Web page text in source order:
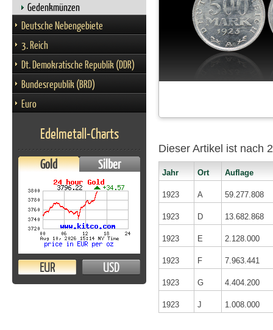
Gedenkmünzen
Deutsche Nebengebiete
3. Reich
Dt. Demokratische Republik (DDR)
Bundesrepublik (BRD)
Euro
Edelmetall-Charts
Gold Silber
EUR USD
Dieser Artikel ist nach
Jahr Ort Auflage
1923 A 59.277.808
1923 D 13.682.868
1923 E 2.128.000
1923 F 7.963.441
1923 G 4.404.200
1923 J 1.008.000